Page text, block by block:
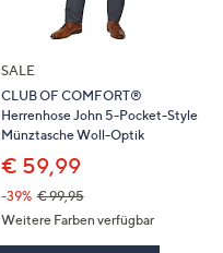
SALE
CLUB OF COMFORT®
Herrenhose John 5-Pocket-Style
Münztasche Woll-Optik
€ 59,99
-39% € 99,95
Weitere Farben verfügbar